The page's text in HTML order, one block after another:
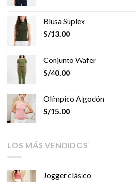
Blusa Suplex
S/13.00
Conjunto Wafer
S/40.00
Olímpico Algodón
S/15.00
LOS MÁS VENDIDOS
Jogger clásico